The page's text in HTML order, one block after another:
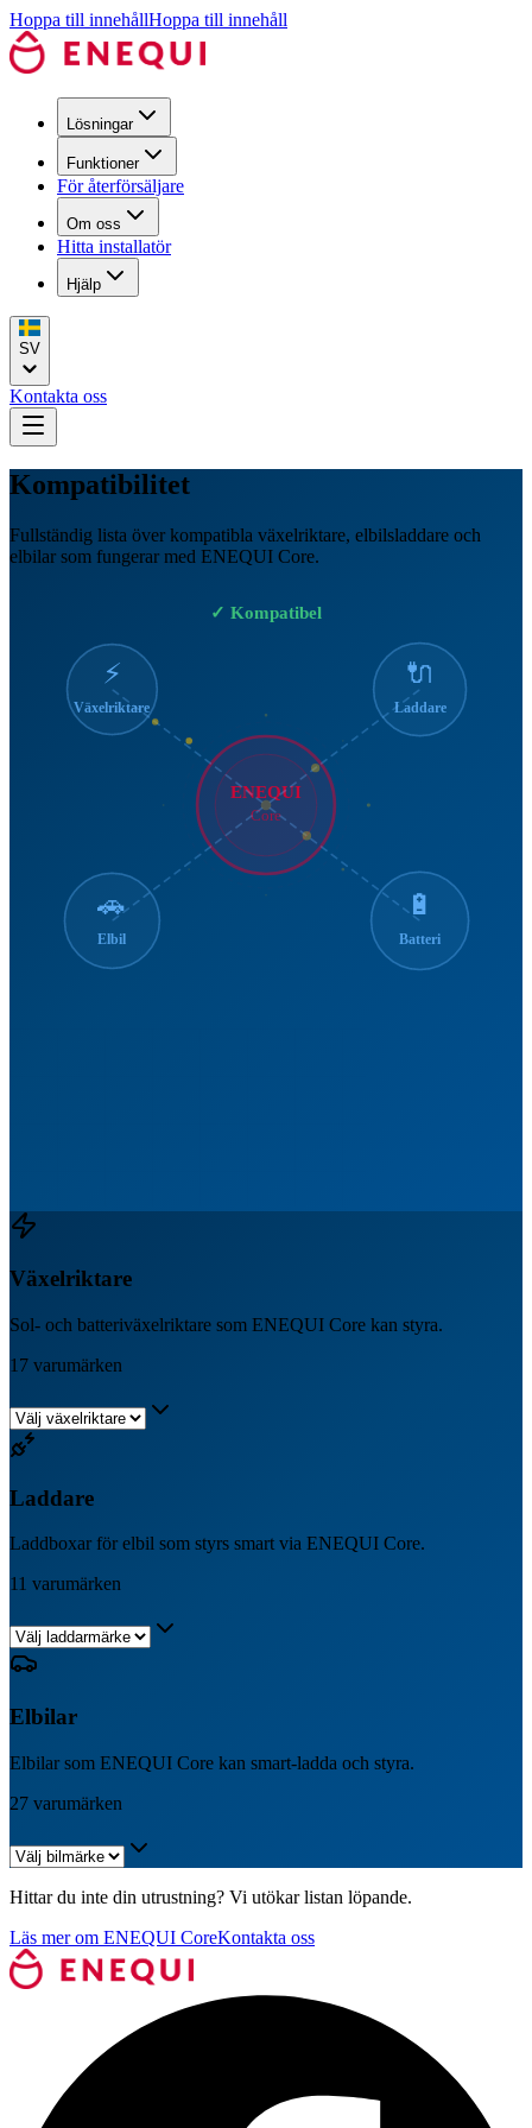
Hoppa till innehållHoppa till innehåll
Lösningar
Funktioner
För återförsäljare
Om oss
Hitta installatör
Hjälp
SV
Kontakta oss
Kompatibilitet
Fullständig lista över kompatibla växelriktare, elbilsladdare och
elbilar som fungerar med ENEQUI Core.
ENEQUI
Core
⚡
Växelriktare
🔌
Laddare
🚗
Elbil
🔋
Batteri
✓ Kompatibel
Växelriktare
Sol- och batteriväxelriktare som ENEQUI Core kan styra.
17 varumärken
Laddare
Laddboxar för elbil som styrs smart via ENEQUI Core.
11 varumärken
Elbilar
Elbilar som ENEQUI Core kan smart-ladda och styra.
27 varumärken
Hittar du inte din utrustning? Vi utökar listan löpande.
Läs mer om ENEQUI CoreKontakta oss